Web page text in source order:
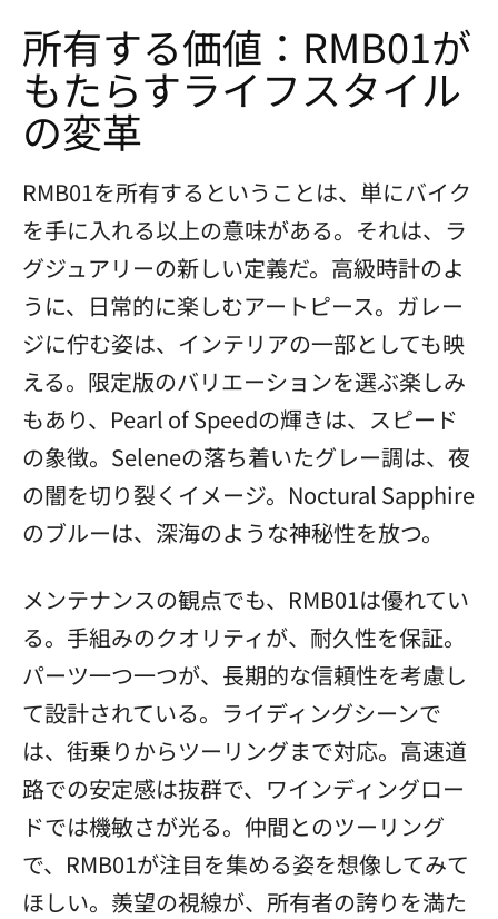
所有する価値：RMB01が
もたらすライフスタイル
の変革
RMB01を所有するということは、単にバイク
を手に入れる以上の意味がある。それは、ラ
グジュアリーの新しい定義だ。高級時計のよ
うに、日常的に楽しむアートピース。ガレー
ジに佇む姿は、インテリアの一部としても映
える。限定版のバリエーションを選ぶ楽しみ
もあり、Pearl of Speedの輝きは、スピード
の象徴。Seleneの落ち着いたグレー調は、夜
の闇を切り裂くイメージ。Noctural Sapphire
のブルーは、深海のような神秘性を放つ。
メンテナンスの観点でも、RMB01は優れてい
る。手組みのクオリティが、耐久性を保証。
パーツ一つ一つが、長期的な信頼性を考慮し
て設計されている。ライディングシーンで
は、街乗りからツーリングまで対応。高速道
路での安定感は抜群で、ワインディングロー
ドでは機敏さが光る。仲間とのツーリング
で、RMB01が注目を集める姿を想像してみて
ほしい。羨望の視線が、所有者の誇りを満た